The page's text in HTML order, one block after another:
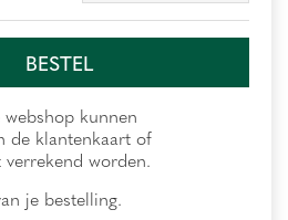
kunnen
de klantenkaart of
worden.
je bestelling.